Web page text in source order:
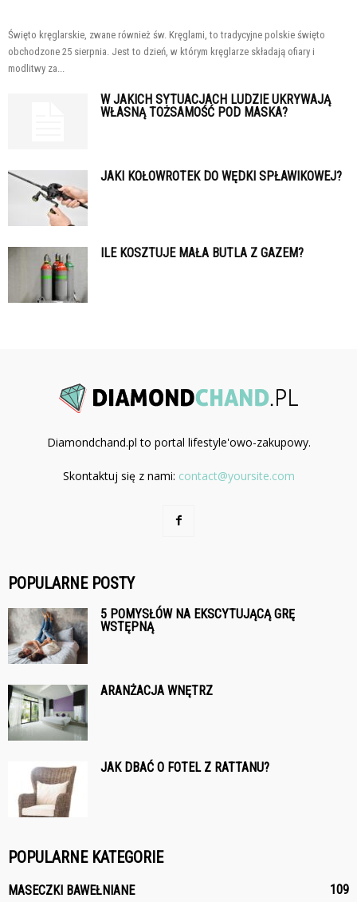
Święto kręglarskie, zwane również św. Kręglami, to tradycyjne polskie święto
obchodzone 25 sierpnia. Jest to dzień, w którym kręglarze składają ofiary i
modlitwy za...
W JAKICH SYTUACJACH LUDZIE UKRYWAJĄ
WŁASNĄ TOŻSAMOŚĆ POD MASKA?
JAKI KOŁOWROTEK DO WĘDKI SPŁAWIKOWEJ?
ILE KOSZTUJE MAŁA BUTLA Z GAZEM?
Diamondchand.pl to portal lifestyle'owo-zakupowy.
Skontaktuj się z nami: contact@yoursite.com
POPULARNE POSTY
5 POMYSŁÓW NA EKSCYTUJĄCĄ GRĘ
WSTĘPNĄ
ARANŻACJA WNĘTRZ
JAK DBAĆ O FOTEL Z RATTANU?
POPULARNE KATEGORIE
MASECZKI BAWEŁNIANE 109